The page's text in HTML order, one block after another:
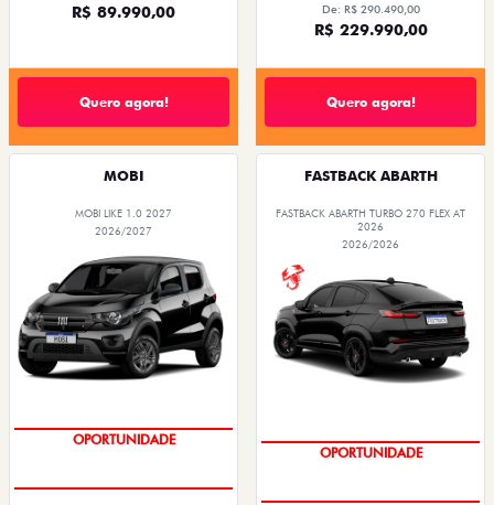
R$ 89.990,00
Quero agora!
De: R$ 290.490,00
R$ 229.990,00
Quero agora!
MOBI
MOBI LIKE 1.0 2027
2026/2027
OPORTUNIDADE
FASTBACK ABARTH
FASTBACK ABARTH TURBO 270 FLEX AT
2026
2026/2026
OPORTUNIDADE